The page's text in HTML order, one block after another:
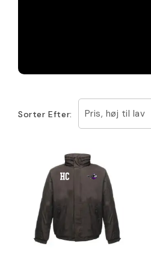
Sorter Efter: Pris, høj til lav